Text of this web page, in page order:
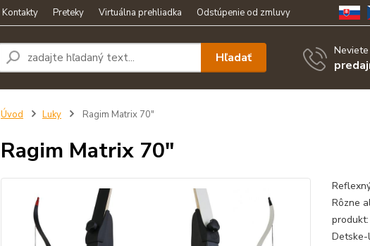
Kontakty Preteky Virtuálna prehliadka Odstúpenie od zmluvy
Hľadať
Úvod Luky Ragim Matrix 70"
Ragim Matrix 70"
Rôzne